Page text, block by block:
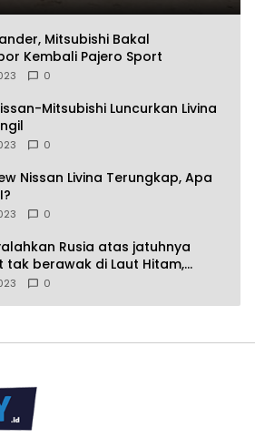
Mitsubishi Bakal
Kembali Pajero Sport
0
Mitsubishi Luncurkan Livina
0
Nissan Livina Terungkap, Apa
0
Rusia atas jatuhnya
tak berawak di Laut Hitam,
0